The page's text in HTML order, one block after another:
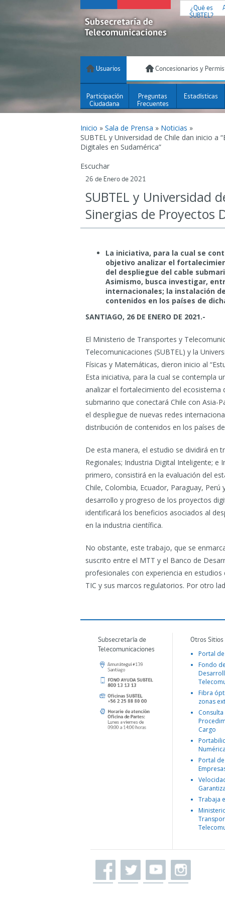
¿Qué es
SUBTEL?
Usuarios Concesionarios y
Participación
Ciudadana
Preguntas
Frecuentes
Estadísticas
Inicio » Sala de Prensa » Noticias »
SUBTEL y Universidad de Chile dan inicio a
Digitales en Sudamérica”
Escuchar
26 de Enero de 2021
SUBTEL y Universidad
Sinergias de Proyectos
La iniciativa, para la cual se
objetivo analizar el
del despliegue del cable
Asimismo, busca investigar,
internacionales; la instalación
contenidos en los países de
SANTIAGO, 26 DE ENERO DE 2021.-
El Ministerio de Transportes y
Telecomunicaciones (SUBTEL) y la
Físicas y Matemáticas, dieron inicio al
Esta iniciativa, para la cual se contempla
analizar el fortalecimiento del ecosistema
submarino que conectará Chile con Asia-
el despliegue de nuevas redes
distribución de contenidos en los países
De esta manera, el estudio se dividirá en
Regionales; Industria Digital Inteligente; e
primero, consistirá en la evaluación del
Chile, Colombia, Ecuador, Paraguay,
desarrollo y progreso de los proyectos
identificará los beneficios asociados al
en la industria científica.
No obstante, este trabajo, que se
suscrito entre el MTT y el Banco de
profesionales con experiencia en
TIC y sus marcos regulatorios. Por otro
Subsecretaría de
Telecomunicaciones
Otros
Portal
Fondo
Fibra
zonas
Consulta
Cargo
Portal
Trabaja